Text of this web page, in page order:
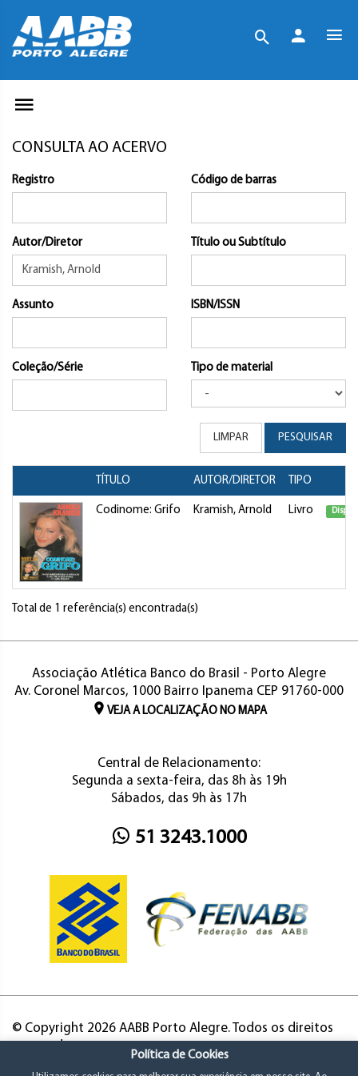
CONSULTA AO ACERVO
Registro Código de barras
Autor/Diretor Título ou Subtítulo
Assunto ISBN/ISSN
Coleção/Série Tipo de material
LIMPAR PESQUISAR
TÍTULO AUTOR/DIRETOR TIPO
Codinome: Grifo Kramish, Arnold Livro
Total de 1 referência(s) encontrada(s)
Associação Atlética Banco do Brasil - Porto Alegre
Av. Coronel Marcos, 1000 Bairro Ipanema CEP 91760-000
VEJA A LOCALIZAÇÃO NO MAPA
Central de Relacionamento:
Segunda a sexta-feira, das 8h às 19h
Sábados, das 9h às 17h
51 3243.1000
© Copyright 2026 AABB Porto Alegre. Todos os direitos
Política de Cookies